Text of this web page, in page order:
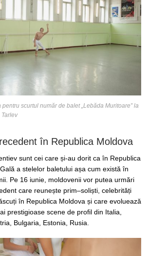
scurtul număr de balet „Lebăda Muritoare” la
Tarlev
în Republica Moldova
sunt cei care și-au dorit ca în Republica
a stelelor baletului așa cum există în
Pe 16 iunie, moldovenii vor putea urmări
care reunește prim–soliști, celebrități
în Republica Moldova și care evoluează
prestigioase scene de profil din Italia,
Bulgaria, Estonia, Rusia.